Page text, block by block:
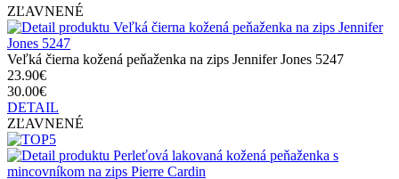
ZĽAVNENÉ
Veľká čierna kožená peňaženka na zips Jennifer Jones 5247
23.90€
30.00€
DETAIL
ZĽAVNENÉ